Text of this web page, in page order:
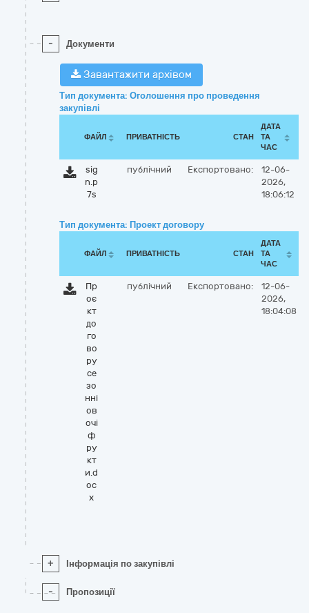
- Документи
Завантажити архівом
Тип документа: Оголошення про проведення
закупівлі
ФАЙЛ ПРИВАТНІСТЬ СТАН
ДАТА
ТА
ЧАС
sig
n.p
7s
публічний Експортовано:
12-06-
2026,
18:06:12
Тип документа: Проект договору
ФАЙЛ ПРИВАТНІСТЬ СТАН
ДАТА
ТА
ЧАС
Пр
оє
кт
до
го
во
ру
се
зо
нні
ов
очі
ф
ру
кт
и.d
oc
x
публічний Експортовано:
12-06-
2026,
18:04:08
+ Інформація по закупівлі
- Пропозиції